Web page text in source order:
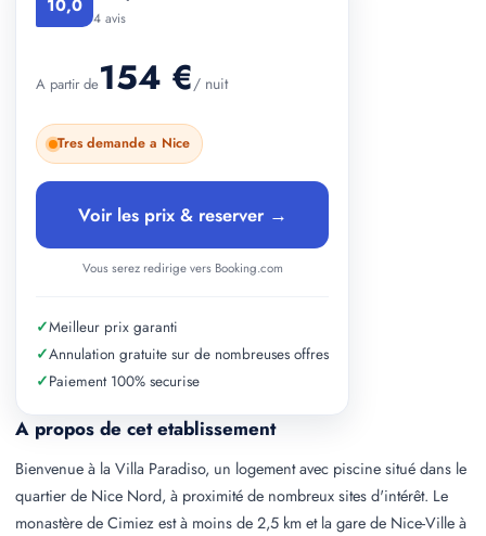
A propos de cet etablissement
Bienvenue à la Villa Paradiso, un logement avec piscine situé dans le
quartier de Nice Nord, à proximité de nombreux sites d'intérêt. Le
monastère de Cimiez est à moins de 2,5 km et la gare de Nice-Ville à
10,0
4 avis
A partir de154 €/ nuit
Tres demande a Nice
Voir les prix & reserver →
Vous serez redirige vers Booking.com
✓Meilleur prix garanti
✓Annulation gratuite sur de nombreuses offres
✓Paiement 100% securise